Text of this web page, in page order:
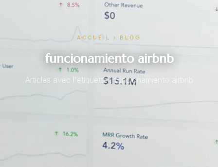
ACCUEIL › BLOG
funcionamiento airbnb
Articles avec l'étiquette : funcionamiento airbnb